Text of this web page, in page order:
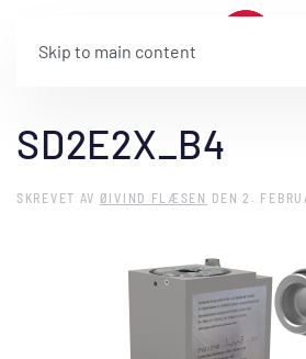
Skip to main content
SD2E2X_B4
SKREVET AV ØIVIND FLÆSEN DEN2.